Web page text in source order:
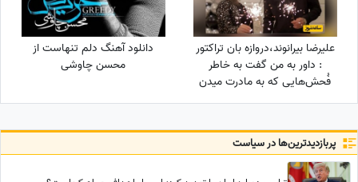
علیرضا بیرانوند،دروازه بان تراکتور
: داور به من گفت به خاطر
فُحش‌هایی که به مادرت میدن
بهت کارت نمیدم!/ ما حواله
دانلود آهنگ دلم تنهاست از
محسن چاوشی
پربازدید‌ترین‌ها در سیاست